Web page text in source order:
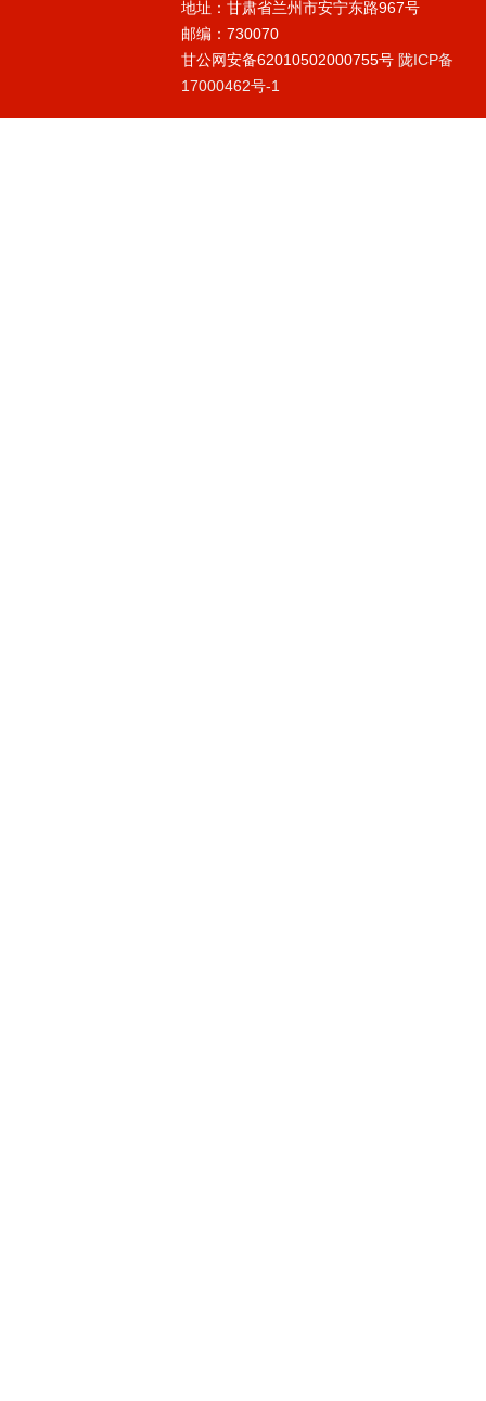
地址：甘肃省兰州市安宁东路967号
邮编：730070
甘公网安备62010502000755号 陇ICP备
17000462号-1